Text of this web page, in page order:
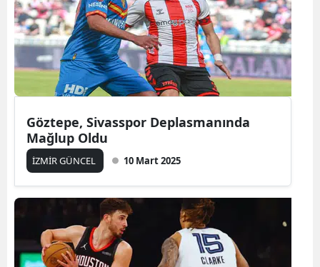
Göztepe, Sivasspor Deplasmanında
Mağlup Oldu
İZMİR GÜNCEL 10 Mart 2025